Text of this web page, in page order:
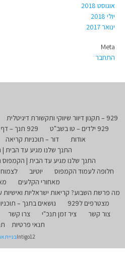
אוגוסט 2018
יולי 2018
ינואר 2017
Meta
התחבר
929 – תקנון דיוור שיווקי ותקשורת דיגיטלית
929 ילדים – טו בשב"ט
929 תנך – דף הבית
אודות
דור – תוכניות קריאה
התנך שלנו מגיע עד הבית |
התנך שלנו מגיע עד הבית | הקמפוס
חלופה לעמוד הקמפוס
יוטיוב
מאחורי הקלעים
מה פרשת השבוע? קריאות ישראליות
מצטרפים ל929
נושאים בתנך –
צור קשר
ציר זמן תנכ"י צרו קשר
תנאי פרטיות
Intigo12בניית